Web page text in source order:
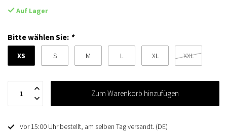
Auf Lager
Bitte wählen Sie: *
XS S M L XL XXL
Zum Warenkorb hinzufügen
Vor 15:00 Uhr bestellt, am selben Tag versandt. (DE)